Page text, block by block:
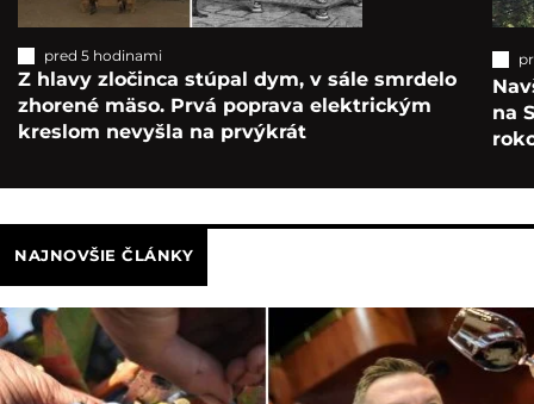
pred 5 hodinami
Z hlavy zločinca stúpal dym, v sále smrdelo
zhorené mäso. Prvá poprava elektrickým
kreslom nevyšla na prvýkrát
na
NAJNOVŠIE ČLÁNKY